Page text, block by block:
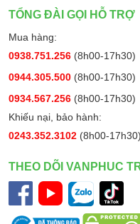
TỔNG ĐÀI GỌI HỖ TRỢ
Mua hàng:
0938.751.256 (8h00-17h30)
0944.305.500 (8h00-17h30)
0934.567.256 (8h00-17h30)
Khiếu nại, bảo hành:
0243.352.3102 (8h00-17h30)
THEO DÕI VANPHUC